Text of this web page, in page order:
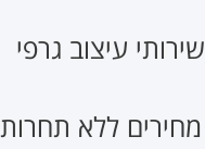
שירותי עיצוב גרפי
מחירים ללא תחרות